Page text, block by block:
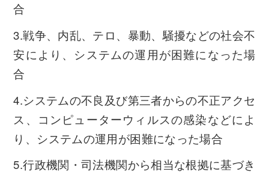
合
3.戦争、内乱、テロ、暴動、騒擾などの社会不
安により、システムの運用が困難になった場
合
4.システムの不良及び第三者からの不正アクセ
ス、コンピューターウィルスの感染などによ
り、システムの運用が困難になった場合
5.行政機関・司法機関から相当な根拠に基づき